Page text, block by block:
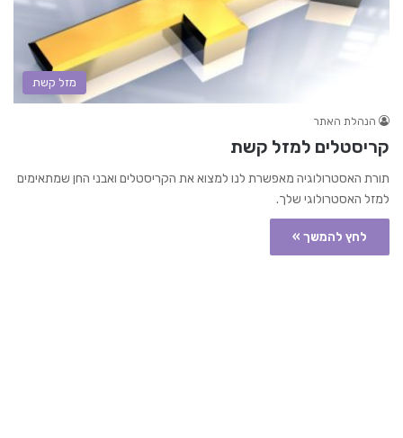
מזל קשת
הנהלת האתר
קריסטלים למזל קשת
תורת האסטרולוגיה מאפשרת לנו למצוא את הקריסטלים ואבני החן שמתאימים
למזל האסטרולוגי שלך.
לחץ להמשך »